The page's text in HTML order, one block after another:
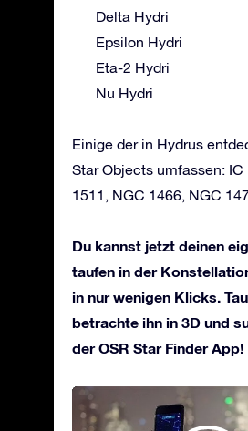
Delta Hydri
Epsilon Hydri
Eta-2 Hydri
Nu Hydri
Einige der in Hydrus
Star Objects umfassen: IC
1511, NGC 1466, NGC
Du kannst jetzt deinen
taufen in der
in nur wenigen Klicks.
betrachte ihn in 3D und
der OSR Star Finder App!